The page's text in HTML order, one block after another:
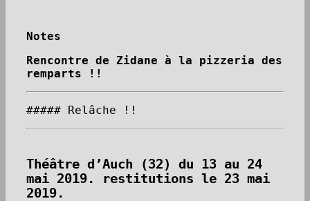
Notes
Rencontre de Zidane à la pizzeria des
remparts !!
##### Relâche !!
Théâtre d’Auch (32) du 13 au 24
mai 2019. restitutions le 23 mai
2019.